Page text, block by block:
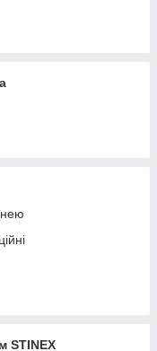
STINEX